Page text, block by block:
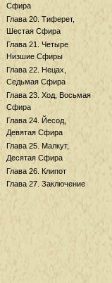
Сфира
Глава 20. Тиферет,
Шестая Сфира
Глава 21. Четыре
Низшие Сфиры
Глава 22. Нецах,
Седьмая Сфира
Глава 23. Ход, Восьмая
Сфира
Глава 24. Йесод,
Девятая Сфира
Глава 25. Малкут,
Десятая Сфира
Глава 26. Клипот
Глава 27. Заключение